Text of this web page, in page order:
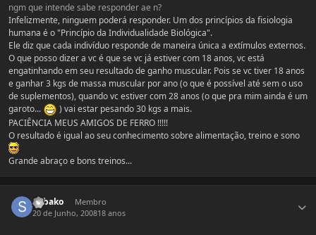
ngm que intende sabe responder ae n?
Infelizmente, ninguem poderá responder. Um dos princípios da fisiologia
humana é o "Princípio da Individualidade Biológica".
Ele diz que cada indivíduo responde de maneira única a extímulos externos.
O que posso dizer a vc é que se vc já estiver com 18 anos, vc está
engatinhando em seu resultado de ganho muscular. Pois se vc tiver 18 anos
e ganhar 3 kgs de massa muscular por ano (o que é possível até sem o uso
de suplementos), quando vc estiver com 28 anos (o que pra mim ainda é um
garoto...
) vai estar pesando 30 kgs a mais.
PACIÊNCIA MEUS AMIGOS DE FERRO !!!!!
O resultado é igual ao seu conhecimento sobre alimentação, treino e sono
Grande abraço e bons treinos...
Subako
Membro
20 de Junho, 200818 anos